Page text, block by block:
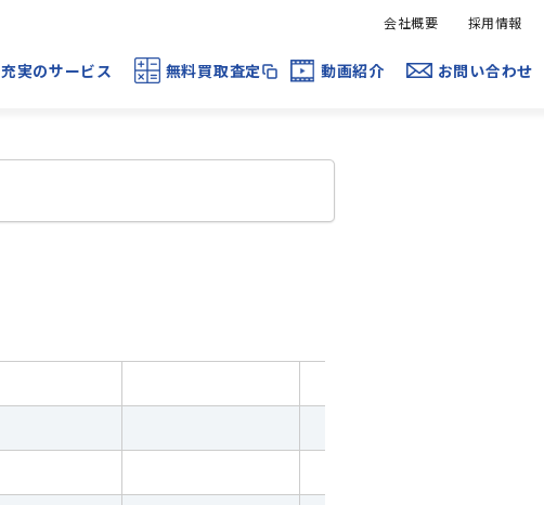
充実のサービス 無料買取査定 動画紹介 お問い合わせ
会社概要 採用情報